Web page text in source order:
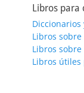
Libros para
Libros
Libros
Libros